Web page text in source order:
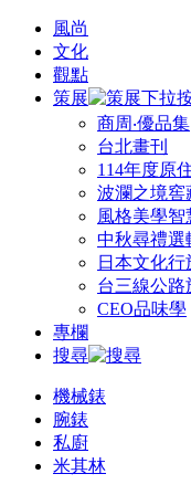
風尚
文化
觀點
策展
商周‧優品集
台北畫刊
114年度原
波瀾之境窖
風格美學智
中秋尋禮選
日本文化行
台三線公路
CEO品味學
專欄
搜尋
機械錶
腕錶
私廚
米其林